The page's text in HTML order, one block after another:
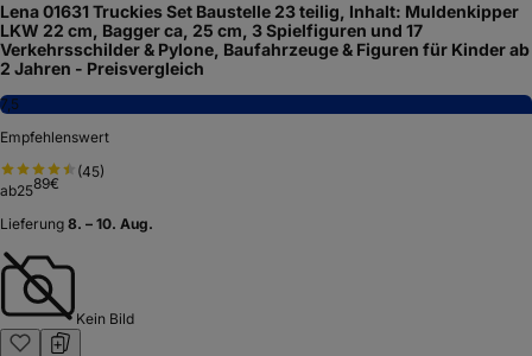
Lena 01631 Truckies Set Baustelle 23 teilig, Inhalt: Muldenkipper
LKW 22 cm, Bagger ca, 25 cm, 3 Spielfiguren und 17
Verkehrsschilder & Pylone, Baufahrzeuge & Figuren für Kinder ab
2 Jahren - Preisvergleich
7,5
Empfehlenswert
(45)
ab2589€
Lieferung 8. – 10. Aug.
Kein Bild